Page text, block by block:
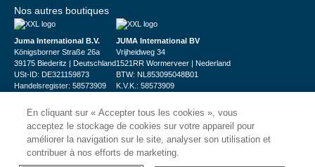
Nos autres boutiques
Juma International B.V.
Königsborner Straße 26a
39175 Biederitz | Deutschland
USt-ID: DE321159873
Handelsregister: 58573909
JUMA International BV
Vrijheidweg 34
1521RR Wormerveer | Nederland
BTW: NL853095048B01
K.V.K.: 58573909
En cliquant sur « Accepter tous les cookies », vous
acceptez le stockage de cookies sur votre appareil pour
améliorer la navigation sur le site, analyser son utilisation et
contribuer à nos efforts de marketing.